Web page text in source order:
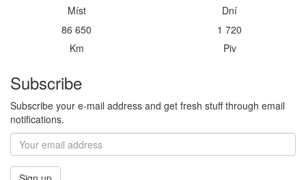
Míst
Dní
86 650
Km
1 720
Piv
Subscribe
Subscribe your e-mail address and get fresh stuff through email
notifications.